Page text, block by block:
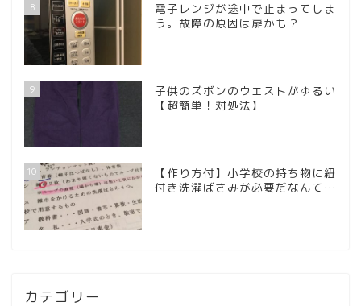
8
電子レンジが途中で止まってしま
う。故障の原因は扉かも？
9
子供のズボンのウエストがゆるい
【超簡単！対処法】
10
【作り方付】小学校の持ち物に紐
付き洗濯ばさみが必要だなんて…
カテゴリー